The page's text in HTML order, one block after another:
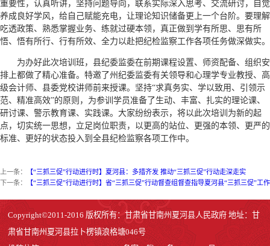
重要性，认真听讲，坚持问题导向，联系实际深入思考、交流研讨，自觉
养成良好学风，给自己赋能充电，让理论知识储备更上一个台阶。要理解
吃透政策、熟悉掌握业务、练就过硬本领，真正做到学有所思、思有所
悟、悟有所行、行有所效、全力以赴把纪检监察工作各项任务做深做实。
为办好此次培训班，县纪委监委在前期课程设置、师资配备、组织安
排上都做了精心准备。特邀了州纪委监委有关领导和心理学专业教授、高
级会计师、县委党校讲师前来授课。坚持“求真务实、学以致用、引领示
范、精准高效”的原则，为参训学员准备了生动、丰富、扎实的理论课、
研讨课、警示教育课、实践课。大家纷纷表示，将以此次培训为新的起
点，切实统一思想，立足岗位职责，以更高的站位、更强的本领、更严的
标准、更好的状态投入到全县纪检监察各项工作中。
上一条：
【“三抓三促”行动进行时】夏河县：多措齐发 推动“三抓三促”行动走深走实
下一条：
【“三抓三促”行动进行时】省“三抓三促”行动督查组督查指导夏河县“三抓三促”工作
Copyright©2011-2016 版权所有：甘肃省甘南州夏河县人民政府 地址：甘
肃省甘南州夏河县拉卜楞镇浪格塘046号